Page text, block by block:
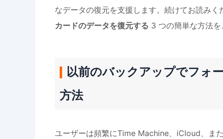
なデータの復元を支援します。続けてお読みく
カードのデータを復元する 3 つの簡単な方法を
以前のバックアップでフォ
方法
ユーザーは頻繁にTime Machine、iCloud、ま